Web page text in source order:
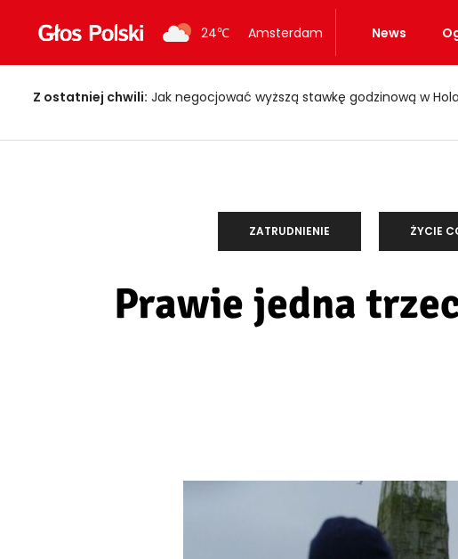
24℃ Amsterdam News
Z ostatniej chwili: Jak negocjować wyższą stawkę godzinową w
ZATRUDNIENIE ŻYCIE
Prawie jedna